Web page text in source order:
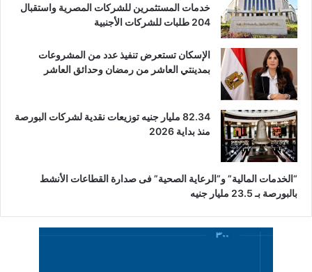
خدمات المستثمرين للشركات المصرية واستقبال
204 طلبات للشركات الأجنبية
الإسكان تستعرض تنفيذ عدد من المشروعات
بمدينتي العاشر من رمضان وحدائق العاشر
82.34 مليار جنيه توزيعات نقدية لشركات البورصة
منذ بداية 2026
“الخدمات المالية” و”الرعاية الصحية” فى صدارة القطاعات الأنشط
بالبورصة بـ 23.5 مليار جنيه